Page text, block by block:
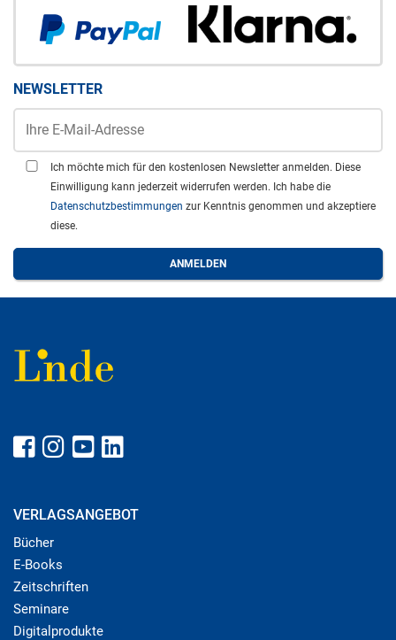
NEWSLETTER
Ich möchte mich für den kostenlosen Newsletter anmelden. Diese
Einwilligung kann jederzeit widerrufen werden. Ich habe die
Datenschutzbestimmungen zur Kenntnis genommen und akzeptiere
diese.
VERLAGSANGEBOT
Bücher
E-Books
Zeitschriften
Seminare
Digitalprodukte